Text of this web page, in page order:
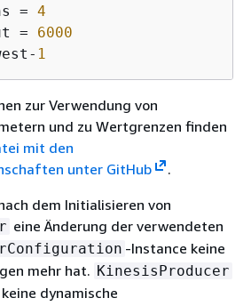
= 4
= 6000
1
zur Verwendung von
und zu Wertgrenzen finden
mit den
unter GitHub
.
dem Initialisieren von
eine Änderung der verwendeten
-Instance keine
mehr hat. KinesisProducer
dynamische